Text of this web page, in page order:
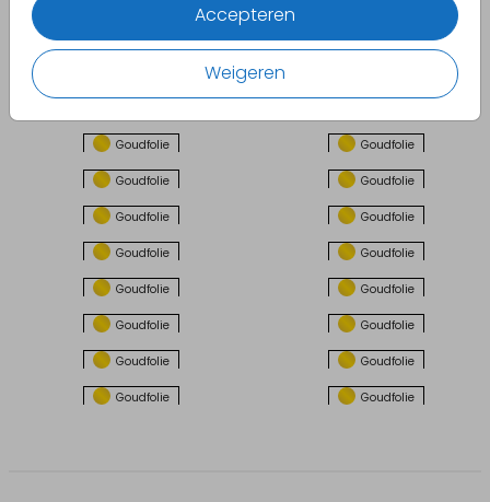
Accepteren
Weigeren
Zilverfolie Zilverfolie
Goudfolie Goudfolie
Goudfolie Goudfolie
Goudfolie Goudfolie
Goudfolie Goudfolie
Goudfolie Goudfolie
Goudfolie Goudfolie
Goudfolie Goudfolie
Goudfolie Goudfolie